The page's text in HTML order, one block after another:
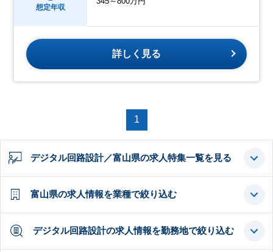
想定年収
詳しく見る
1
デジタル回路設計／富山県の求人特集一覧を見る
富山県の求人情報を業種で絞り込む
デジタル回路設計の求人情報を勤務地で絞り込む